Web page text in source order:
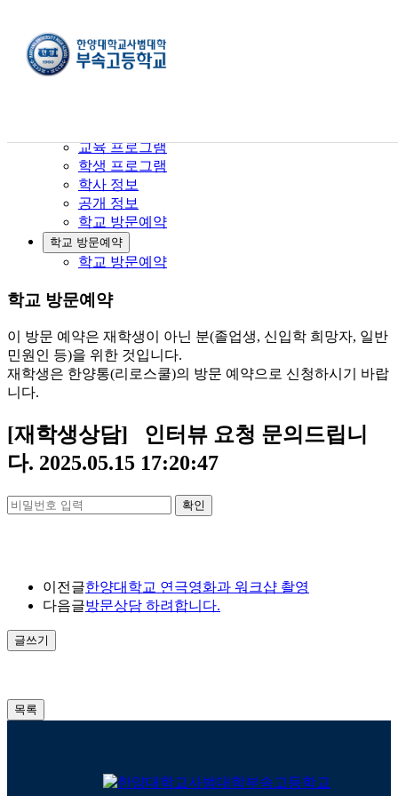
학교 방문예약
교육 프로그램
학생 프로그램
학사 정보
공개 정보
학교 방문예약
학교 방문예약
학교 방문예약
학교 방문예약
이 방문 예약은 재학생이 아닌 분(졸업생, 신입학 희망자, 일반
민원인 등)을 위한 것입니다.
재학생은 한양통(리로스쿨)의 방문 예약으로 신청하시기 바랍
니다.
[재학생상담]
인터뷰 요청 문의드립니
다. 2025.05.15 17:20:47
확인
이전글한양대학교 연극영화과 워크샵 촬영
다음글방문상담 하려합니다.
글쓰기
목록